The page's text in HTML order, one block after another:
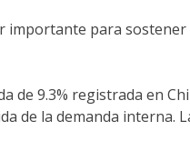
importante para
de 9.3% registrada en
la demanda interna.